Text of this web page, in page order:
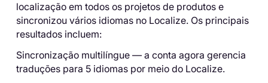
localização em todos os projetos de produtos e
sincronizou vários idiomas no Localize. Os principais
resultados incluem:
Sincronização multilíngue — a conta agora gerencia
traduções para 5 idiomas por meio do Localize.